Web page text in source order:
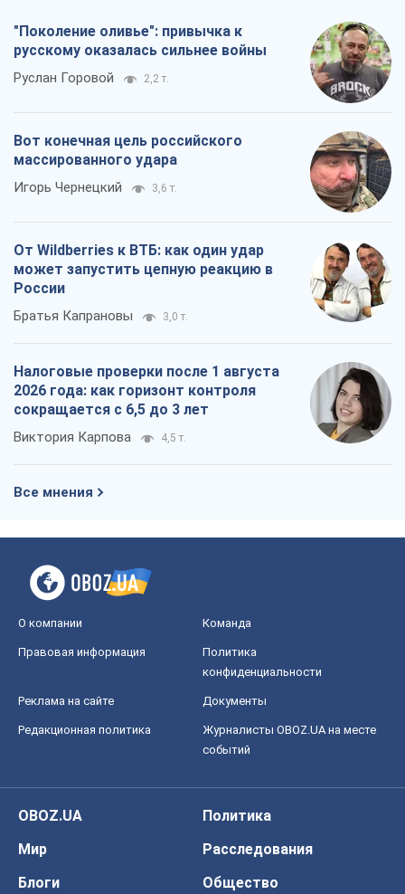
"Поколение оливье": привычка к
русскому оказалась сильнее войны
Руслан Горовой 2,2 т.
Вот конечная цель российского
массированного удара
Игорь Чернецкий 3,6 т.
От Wildberries к ВТБ: как один удар
может запустить цепную реакцию в
России
Братья Капрановы 3,0 т.
Налоговые проверки после 1 августа
2026 года: как горизонт контроля
сокращается с 6,5 до 3 лет
Виктория Карпова 4,5 т.
Все мнения
О компании Команда
Правовая информация
Политика
конфиденциальности
Реклама на сайте Документы
Редакционная политика
Журналисты OBOZ.UA на месте
событий
OBOZ.UA
Политика
Мир
Расследования
Блоги
Общество